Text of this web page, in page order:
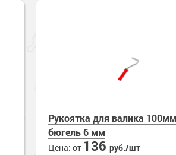
Рукоятка для валика
бюгель 6 мм
Цена: от 136 руб./шт